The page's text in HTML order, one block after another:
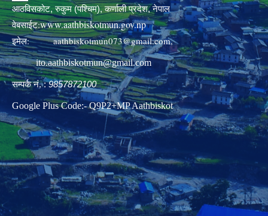
आठविसकोट, रुकुम (पश्चिम), कर्णाली प्रदेश, नेपाल
वेबसाईट:www.aathbiskotmun.gov.np
इमेल:aathbiskotmun073@gmail.com,
ito.aathbiskotmun@gmail.com
सम्पर्क नं. :9857872100
Google Plus Code:- Q9P2+MP Aathbiskot